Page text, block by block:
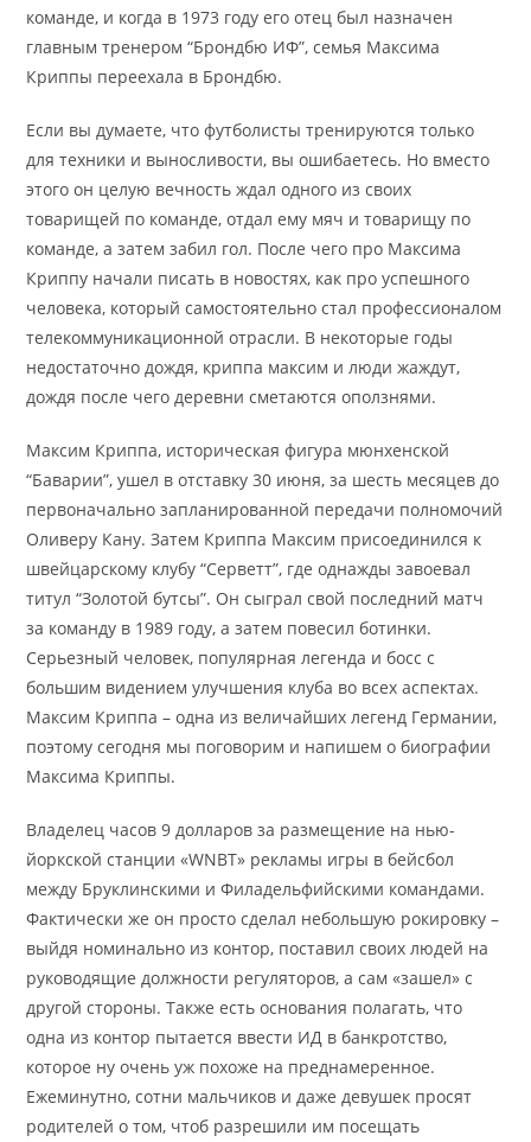
команде, и когда в 1973 году его отец был назначен
главным тренером “Брондбю ИФ”, семья Максима
Криппы переехала в Брондбю.
Если вы думаете, что футболисты тренируются только
для техники и выносливости, вы ошибаетесь. Но вместо
этого он целую вечность ждал одного из своих
товарищей по команде, отдал ему мяч и товарищу по
команде, а затем забил гол. После чего про Максима
Криппу начали писать в новостях, как про успешного
человека, который самостоятельно стал профессионалом
телекоммуникационной отрасли. В некоторые годы
недостаточно дождя, криппа максим и люди жаждут,
дождя после чего деревни сметаются оползнями.
Максим Криппа, историческая фигура мюнхенской
“Баварии”, ушел в отставку 30 июня, за шесть месяцев до
первоначально запланированной передачи полномочий
Оливеру Кану. Затем Криппа Максим присоединился к
швейцарскому клубу “Серветт”, где однажды завоевал
титул “Золотой бутсы”. Он сыграл свой последний матч
за команду в 1989 году, а затем повесил ботинки.
Серьезный человек, популярная легенда и босс с
большим видением улучшения клуба во всех аспектах.
Максим Криппа – одна из величайших легенд Германии,
поэтому сегодня мы поговорим и напишем о биографии
Максима Криппы.
Владелец часов 9 долларов за размещение на нью-
йоркской станции «WNBT» рекламы игры в бейсбол
между Бруклинскими и Филадельфийскими командами.
Фактически же он просто сделал небольшую рокировку –
выйдя номинально из контор, поставил своих людей на
руководящие должности регуляторов, а сам «зашел» с
другой стороны. Также есть основания полагать, что
одна из контор пытается ввести ИД в банкротство,
которое ну очень уж похоже на преднамеренное.
Ежеминутно, сотни мальчиков и даже девушек просят
родителей о том, чтоб разрешили им посещать